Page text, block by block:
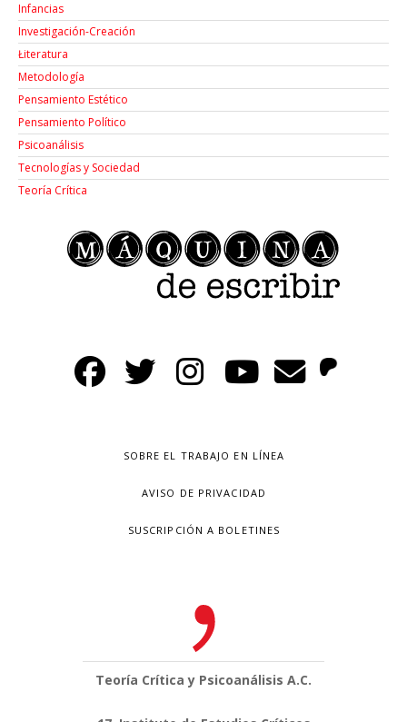
Infancias
Investigación-Creación
Łiteratura
Metodología
Pensamiento Estético
Pensamiento Político
Psicoanálisis
Tecnologías y Sociedad
Teoría Crítica
SOBRE EL TRABAJO EN LÍNEA
AVISO DE PRIVACIDAD
SUSCRIPCIÓN A BOLETINES
Teoría Crítica y Psicoanálisis A.C.